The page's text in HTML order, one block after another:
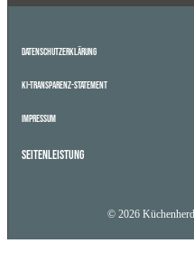
Datenschutzerklärung
KI-Transparenz-Statement
Impressum
Seitenleistung
© 2026